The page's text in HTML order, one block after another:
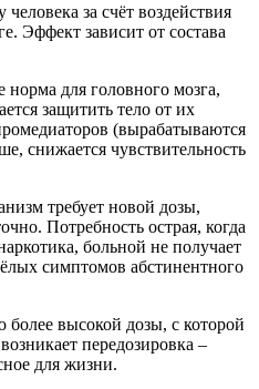
за счёт воздействия
Эффект зависит от состава
норма для головного мозга,
защитить тело от их
(вырабатываются
снижается чувствительность
требует новой дозы,
Потребность острая, когда
больной не получает
симптомов абстинентного
высокой дозы, с которой
передозировка –
для жизни.